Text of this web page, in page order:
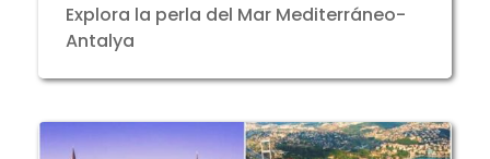
Explora la perla del Mar Mediterráneo-
Antalya